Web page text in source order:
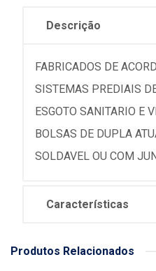
Descrição
FABRICADOS DE
SISTEMAS PREDIAIS
ESGOTO SANITARIO E
BOLSAS DE DUPLA
SOLDAVEL OU COM
Características
Produtos Relacionados